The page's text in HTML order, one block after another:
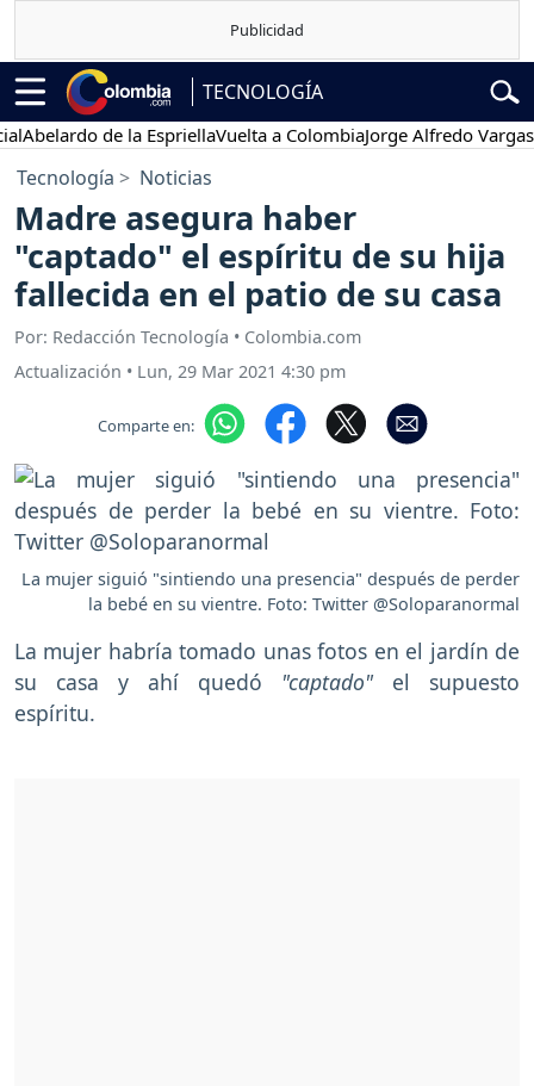
TECNOLOGÍA
de la EspriellaVuelta a ColombiaJorge Alfredo Vargas
Tecnología Noticias
Madre asegura haber
"captado" el espíritu de su hija
fallecida en el patio de su casa
Por: Redacción Tecnología • Colombia.com
Actualización • Lun, 29 Mar 2021 4:30 pm
Comparte en:
La mujer siguió "sintiendo una presencia" después de perder
la bebé en su vientre. Foto: Twitter @Soloparanormal
La mujer habría tomado unas fotos en el jardín de
su casa y ahí quedó "captado" el supuesto
espíritu.